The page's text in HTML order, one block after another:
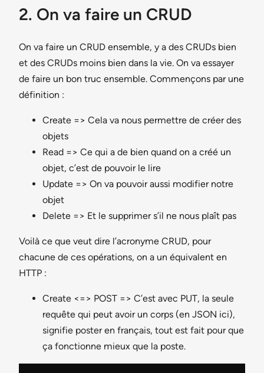
2. On va faire un CRUD
On va faire un CRUD ensemble, y a des CRUDs bien
et des CRUDs moins bien dans la vie. On va essayer
de faire un bon truc ensemble. Commençons par une
définition :
Create => Cela va nous permettre de créer des
objets
Read => Ce qui a de bien quand on a créé un
objet, c’est de pouvoir le lire
Update => On va pouvoir aussi modifier notre
objet
Delete => Et le supprimer s’il ne nous plaît pas
Voilà ce que veut dire l’acronyme CRUD, pour
chacune de ces opérations, on a un équivalent en
HTTP :
Create <=> POST => C’est avec PUT, la seule
requête qui peut avoir un corps (en JSON ici),
signifie poster en français, tout est fait pour que
ça fonctionne mieux que la poste.